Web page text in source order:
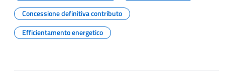
Concessione definitiva contributo
Efficientamento energetico